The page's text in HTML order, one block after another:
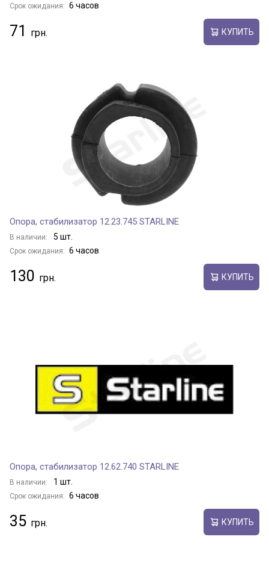
Срок ожидания: 6 часов
71 КУПИТЬ
Опора, стабилизатор 12.23.745 STARLINE
В наличии: 5 шт.
Срок ожидания: 6 часов
130 КУПИТЬ
Опора, стабилизатор 12.62.740 STARLINE
В наличии: 1 шт.
Срок ожидания: 6 часов
35 КУПИТЬ